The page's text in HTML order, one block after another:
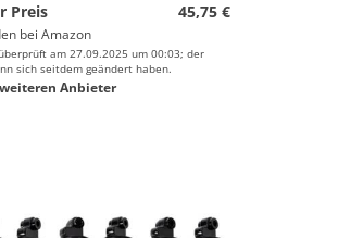
Preis
45,75 €
bei Amazon
am 27.09.2025 um 00:03; der
sich seitdem geändert haben.
Anbieter